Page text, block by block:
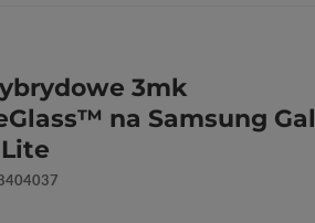
3mk
na Samsung